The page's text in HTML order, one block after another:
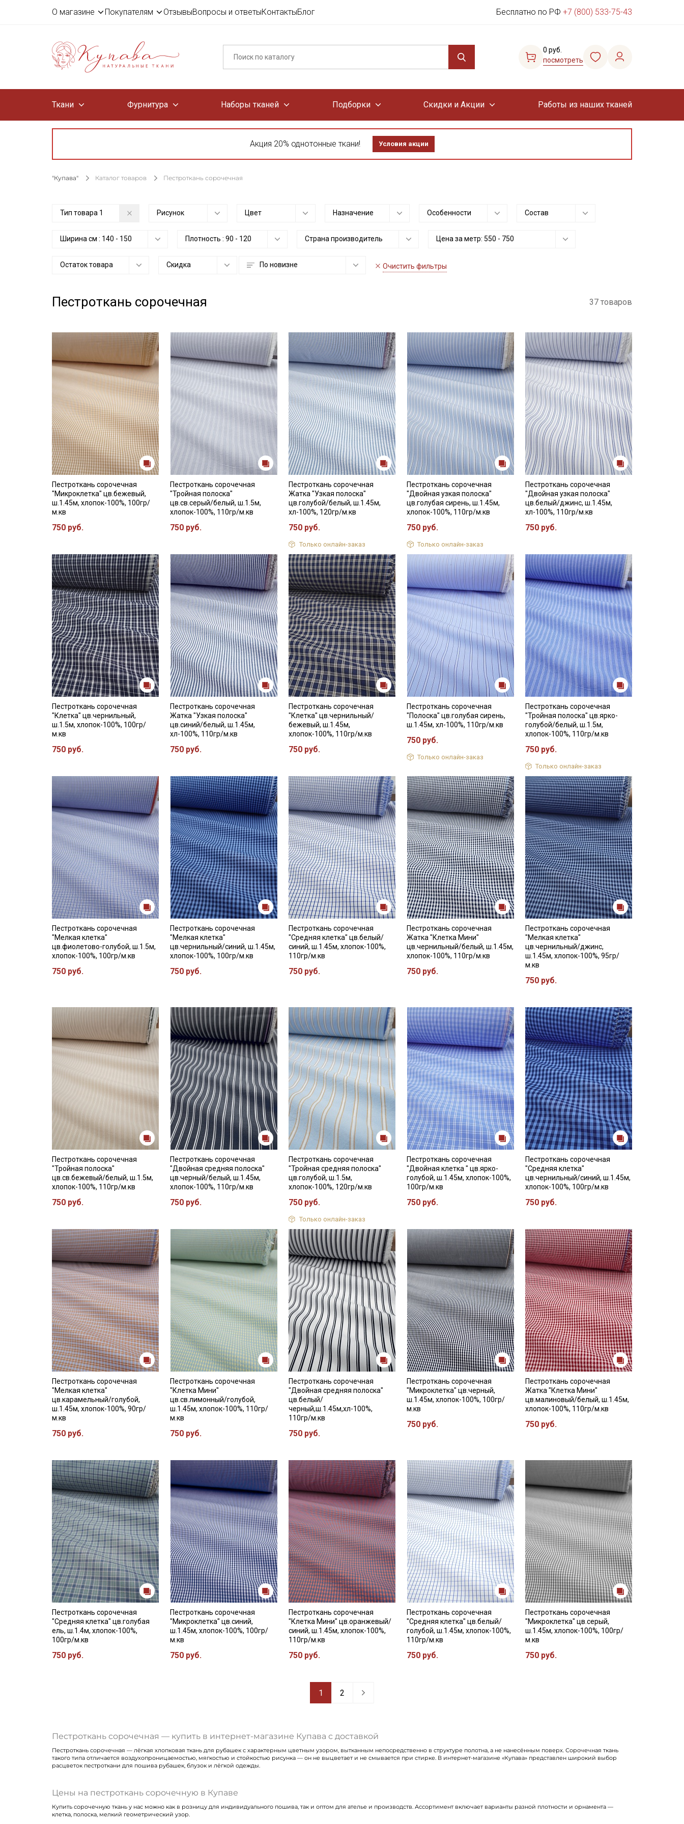
О магазине Покупателям ОтзывыВопросы и ответыКонтактыБлог Бесплатно по РФ +7 (800) 533-75-43
0 руб.
посмотреть
Ткани Фурнитура Наборы тканей Подборки Скидки и Акции Работы из наших тканей
Акция 20% однотонные ткани! Условия акции
"Купава" Каталог товаров Пестроткань сорочечная
Тип товара 1 Рисунок Цвет Назначение Особенности Состав
Ширина см : 140 - 150 Плотность : 90 - 120 Страна производитель Цена за метр: 550 - 750
Остаток товара Скидка По новизне Очистить фильтры
Пестроткань сорочечная 37 товаров
Пестроткань сорочечная
"Микроклетка" цв.бежевый,
ш.1.45м, хлопок-100%, 100гр/
м.кв
750 руб.
Пестроткань сорочечная
"Тройная полоска"
цв.св.серый/белый, ш.1.5м,
хлопок-100%, 110гр/м.кв
750 руб.
Пестроткань сорочечная
Жатка "Узкая полоска"
цв.голубой/белый, ш.1.45м,
хл-100%, 120гр/м.кв
750 руб.
Только онлайн-заказ
Пестроткань сорочечная
"Двойная узкая полоска"
цв.голубая сирень, ш.1.45м,
хлопок-100%, 110гр/м.кв
750 руб.
Только онлайн-заказ
Пестроткань сорочечная
"Двойная узкая полоска"
цв.белый/джинс, ш.1.45м,
хл-100%, 110гр/м.кв
750 руб.
Пестроткань сорочечная
"Клетка" цв.чернильный,
ш.1.5м, хлопок-100%, 100гр/
м.кв
750 руб.
Пестроткань сорочечная
Жатка "Узкая полоска"
цв.синий/белый, ш.1.45м,
хл-100%, 110гр/м.кв
750 руб.
Пестроткань сорочечная
"Клетка" цв.чернильный/
бежевый, ш.1.45м,
хлопок-100%, 110гр/м.кв
750 руб.
Пестроткань сорочечная
"Полоска" цв.голубая сирень,
ш.1.45м, хл-100%, 110гр/м.кв
750 руб.
Только онлайн-заказ
Пестроткань сорочечная
"Тройная полоска" цв.ярко-
голубой/белый, ш.1.5м,
хлопок-100%, 110гр/м.кв
750 руб.
Только онлайн-заказ
Пестроткань сорочечная
"Мелкая клетка"
цв.фиолетово-голубой, ш.1.5м,
хлопок-100%, 100гр/м.кв
750 руб.
Пестроткань сорочечная
"Мелкая клетка"
цв.чернильный/синий, ш.1.45м,
хлопок-100%, 100гр/м.кв
750 руб.
Пестроткань сорочечная
"Средняя клетка" цв.белый/
синий, ш.1.45м, хлопок-100%,
110гр/м.кв
750 руб.
Пестроткань сорочечная
Жатка "Клетка Мини"
цв.чернильный/белый, ш.1.45м,
хлопок-100%, 110гр/м.кв
750 руб.
Пестроткань сорочечная
"Мелкая клетка"
цв.чернильный/джинс,
ш.1.45м, хлопок-100%, 95гр/
м.кв
750 руб.
Пестроткань сорочечная
"Тройная полоска"
цв.св.бежевый/белый, ш.1.5м,
хлопок-100%, 110гр/м.кв
750 руб.
Пестроткань сорочечная
"Двойная средняя полоска"
цв.черный/белый, ш.1.45м,
хлопок-100%, 110гр/м.кв
750 руб.
Пестроткань сорочечная
"Тройная средняя полоска"
цв.голубой, ш.1.5м,
хлопок-100%, 120гр/м.кв
750 руб.
Только онлайн-заказ
Пестроткань сорочечная
"Двойная клетка " цв.ярко-
голубой, ш.1.45м, хлопок-100%,
100гр/м.кв
750 руб.
Пестроткань сорочечная
"Средняя клетка"
цв.чернильный/синий, ш.1.45м,
хлопок-100%, 100гр/м.кв
750 руб.
Пестроткань сорочечная
"Мелкая клетка"
цв.карамельный/голубой,
ш.1.45м, хлопок-100%, 90гр/
м.кв
750 руб.
Пестроткань сорочечная
"Клетка Мини"
цв.св.лимонный/голубой,
ш.1.45м, хлопок-100%, 110гр/
м.кв
750 руб.
Пестроткань сорочечная
"Двойная средняя полоска"
цв.белый/
черный,ш.1.45м,хл-100%,
110гр/м.кв
750 руб.
Пестроткань сорочечная
"Микроклетка" цв.черный,
ш.1.45м, хлопок-100%, 100гр/
м.кв
750 руб.
Пестроткань сорочечная
Жатка "Клетка Мини"
цв.малиновый/белый, ш.1.45м,
хлопок-100%, 110гр/м.кв
750 руб.
Пестроткань сорочечная
"Средняя клетка" цв.голубая
ель, ш.1.4м, хлопок-100%,
100гр/м.кв
750 руб.
Пестроткань сорочечная
"Микроклетка" цв.синий,
ш.1.45м, хлопок-100%, 100гр/
м.кв
750 руб.
Пестроткань сорочечная
"Клетка Мини" цв.оранжевый/
синий, ш.1.45м, хлопок-100%,
110гр/м.кв
750 руб.
Пестроткань сорочечная
"Средняя клетка" цв.белый/
голубой, ш.1.45м, хлопок-100%,
110гр/м.кв
750 руб.
Пестроткань сорочечная
"Микроклетка" цв.серый,
ш.1.45м, хлопок-100%, 100гр/
м.кв
750 руб.
1 2
Пестроткань сорочечная — купить в интернет-магазине Купава с доставкой
Пестроткань сорочечная — лёгкая хлопковая ткань для рубашек с характерным цветным узором, вытканным непосредственно в структуре полотна, а не нанесённым поверх. Сорочечная ткань
такого типа отличается воздухопроницаемостью, мягкостью и стойкостью рисунка — он не выцветает и не смывается при стирке. В интернет-магазине «Купава» представлен широкий выбор
расцветок пестроткани для пошива рубашек, блузок и лёгкой одежды.
Цены на пестроткань сорочечную в Купаве
Купить сорочечную ткань у нас можно как в розницу для индивидуального пошива, так и оптом для ателье и производств. Ассортимент включает варианты разной плотности и орнамента —
клетка, полоска, мелкий геометрический узор.
Секретная рассылка от
Купава
Мы публикуем здесь дополнительные
Электронная почта
Подписаться
Ознакомлен(а) сПолитикой обработки персональных
данных
и даюСогласие на обработку персональных
данных
Даю Согласие на получение рекламных и
информационных рассылок